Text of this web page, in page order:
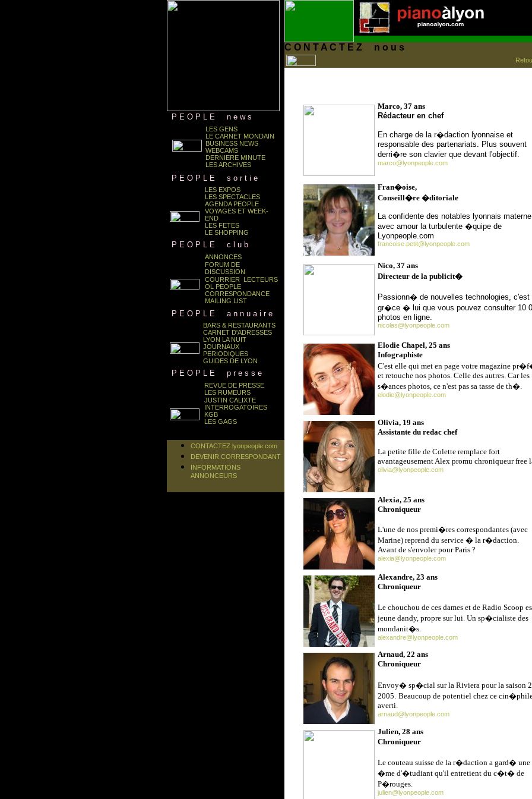
P E O P L E n e w s
LES GENS
LE CARNET MONDAIN
BUSINESS NEWS
WEBCAMS
DERNIERE MINUTE
LES ARCHIVES
P E O P L E s o r t i e
LES EXPOS
LES SPECTACLES
AGENDA PEOPLE
VOYAGES ET WEEK-
END
LES FETES
LE SHOPPING
P E O P L E c l u b
ANNONCES
FORUM DE
DISCUSSION
COURRIER LECTEURS
OL PEOPLE
CORRESPONDANCE
MAILING LIST
P E O P L E a n n u a i r e
BARS & RESTAURANTS
CARNET D'ADRESSES
LYON LA NUIT
JOURNAUX
PERIODIQUES
GUIDES DE LYON
P E O P L E p r e s s e
REVUE DE PRESSE
LES RUMEURS
JUSTIN CALIXTE
INTERROGATOIRES
KGB
LES GAGS
CONTACTEZ lyonpeople.com
DEVENIR CORRESPONDANT
INFORMATIONS
ANNONCEURS
C O N T A C T E Z n o u s
Marco, 37 ans
Rédacteur en chef
En charge de la r�daction lyonnaise et
responsable des partenariats. Plus souvent
derri�re son clavier que devant l'objectif.
marco@lyonpeople.com
Fran�oise,
Conseill�re �ditoriale
La confidente des notables lyonnais materne
avec amour la turbulente �quipe de
Lyonpeople.com
francoise.petit@lyonpeople.com
Nico, 37 ans
Directeur de la publicit�
Passionn� de nouvelles technologies, c'est
gr�ce � lui que vous pouvez consulter 10
photos en ligne.
nicolas@lyonpeople.com
Elodie Chapel, 25 ans
Infographiste
C'est elle qui met en page votre magazine
et retouche nos photos. Celle des autres. Car les
s�ances photos, ce n'est pas sa tasse de th�.
elodie@lyonpeople.com
Olivia, 19 ans
Assistante du redac chef
La petite fille de Colette remplace fort
avantageusement Alex promu chroniqueur free
olivia@lyonpeople.com
Alexia, 25 ans
Chroniqueur
L'une de nos premi�res correspondantes (avec
Marine) reprend du service � la r�daction.
Avant de s'envoler pour Paris ?
alexia@lyonpeople.com
Alexandre, 23 ans
Chroniqueur
Le chouchou de ces dames et de Radio Scoop
jeune dandy, propre sur lui. Un sp�cialiste des
mondanit�s.
alexandre@lyonpeople.com
Arnaud, 22 ans
Chroniqueur
Envoy� sp�cial sur la Riviera pour la saison
2005. Beaucoup de potentiel chez ce
averti.
arnaud@lyonpeople.com
Julien, 28 ans
Chroniqueur
Le couteau suisse de la r�dactiona gard� une
�me d'�tudiant qu'il entretient du c�t� de
P�rouges.
julien@lyonpeople.com